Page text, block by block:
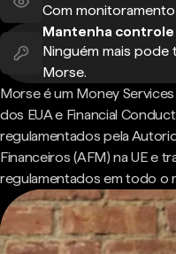
Com
Mantenha
Ninguém mais pode
Morse.
Morse é um Money
dos EUA e Financial
regulamentados pela
Financeiros (AFM) na UE e
regulamentados em todo o